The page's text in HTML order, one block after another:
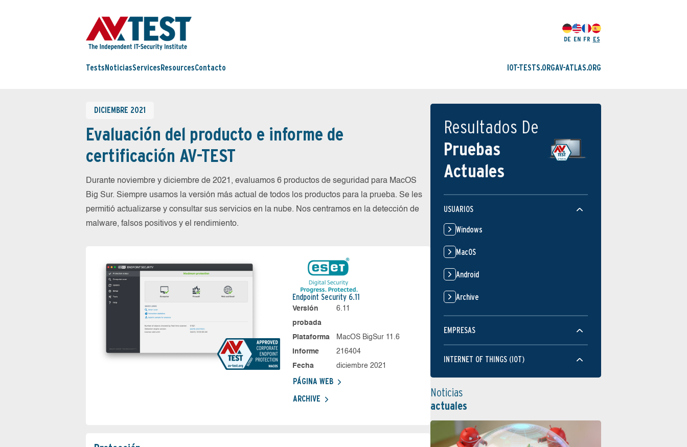
DE EN FR ES
Tests NoticiasServices ResourcesContacto IOT-TESTS.ORGAV-ATLAS.ORG
DICIEMBRE 2021
Evaluación del producto e informe de
certificación AV-TEST
Durante noviembre y diciembre de 2021, evaluamos 6 productos de seguridad para MacOS
Big Sur. Siempre usamos la versión más actual de todos los productos para la prueba. Se les
permitió actualizarse y consultar sus servicios en la nube. Nos centramos en la detección de
malware, falsos positivos y el rendimiento.
Endpoint Security 6.11
Versión
probada
6.11
Plataforma
MacOS BigSur 11.6
Informe
216404
Fecha
diciembre 2021
PÁGINA WEB
ARCHIVE
Resultados De
Pruebas
Actuales
USUARIOS
Windows
MacOS
Android
Archive
EMPRESAS
INTERNET OF THINGS (IOT)
Noticias
actuales